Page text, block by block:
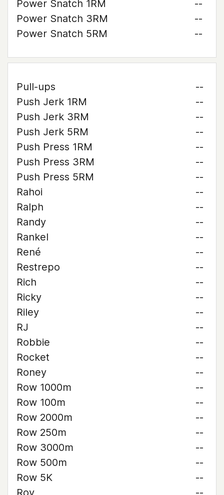
Power Snatch 1RM
--
Power Snatch 3RM
--
Power Snatch 5RM
--
Pull-ups
--
Push Jerk 1RM
--
Push Jerk 3RM
--
Push Jerk 5RM
--
Push Press 1RM
--
Push Press 3RM
--
Push Press 5RM
--
Rahoi
--
Ralph
--
Randy
--
Rankel
--
René
--
Restrepo
--
Rich
--
Ricky
--
Riley
--
RJ
--
Robbie
--
Rocket
--
Roney
--
Row 1000m
--
Row 100m
--
Row 2000m
--
Row 250m
--
Row 3000m
--
Row 500m
--
Row 5K
--
Roy
--